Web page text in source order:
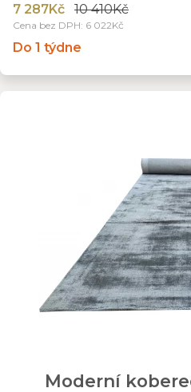
7 287Kč 10 410Kč
Cena bez DPH: 6 022Kč
Do 1 týdne
Moderní